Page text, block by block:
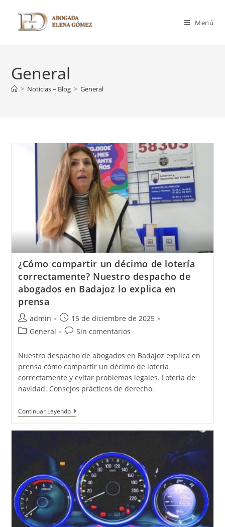
Menú
General
> Noticias – Blog > General
¿Cómo compartir un décimo de lotería
correctamente? Nuestro despacho de
abogados en Badajoz lo explica en
prensa
admin
15 de diciembre de 2025
General
Sin comentarios
Nuestro despacho de abogados en Badajoz explica en
prensa cómo compartir un décimo de lotería
correctamente y evitar problemas legales. Lotería de
navidad. Consejos prácticos de derecho.
Continuar Leyendo